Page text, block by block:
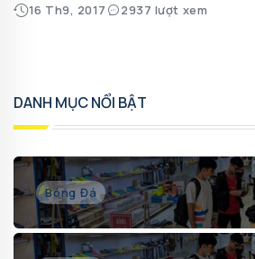
16 Th9, 2017 2937 lượt xem
DANH MỤC NỔI BẬT
Bóng Đá